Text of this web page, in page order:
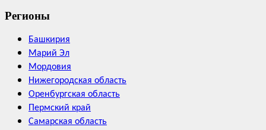
Регионы
Башкирия
Марий Эл
Мордовия
Нижегородская область
Оренбургская область
Пермский край
Самарская область